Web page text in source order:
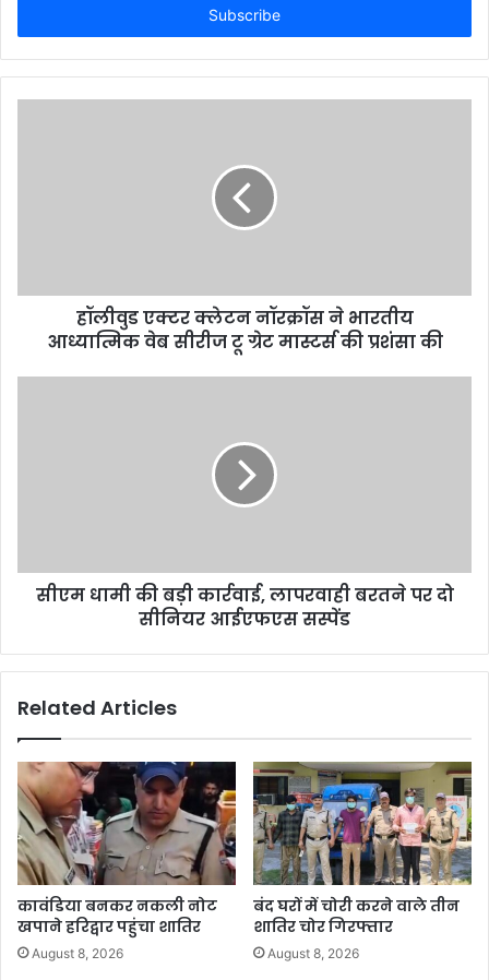
हॉलीवुड एक्टर क्लेटन नॉरक्रॉस ने भारतीय
आध्यात्मिक वेब सीरीज टू ग्रेट मास्टर्स की प्रशंसा की
सीएम धामी की बड़ी कार्रवाई, लापरवाही बरतने पर दो
सीनियर आईएफएस सस्पेंड
Related Articles
कावंडिया बनकर नकली नोट
खपाने हरिद्वार पहुंचा शातिर
August 8, 2026
बंद घरों में चोरी करने वाले तीन
शातिर चोर गिरफ्तार
August 8, 2026